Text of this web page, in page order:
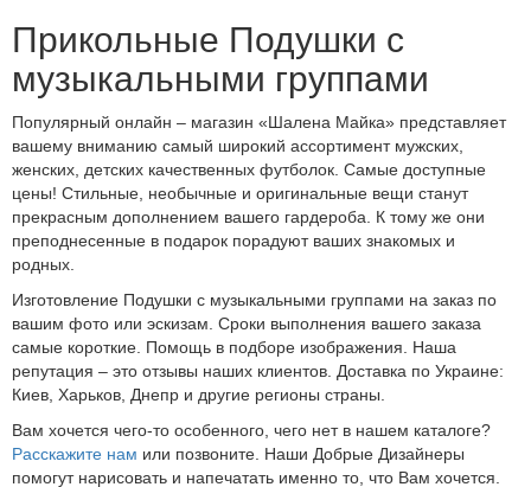
Прикольные Подушки с
музыкальными группами
Популярный онлайн – магазин «Шалена Майка» представляет
вашему вниманию самый широкий ассортимент мужских,
женских, детских качественных футболок. Самые доступные
цены! Стильные, необычные и оригинальные вещи станут
прекрасным дополнением вашего гардероба. К тому же они
преподнесенные в подарок порадуют ваших знакомых и
родных.
Изготовление Подушки с музыкальными группами на заказ по
вашим фото или эскизам. Сроки выполнения вашего заказа
самые короткие. Помощь в подборе изображения. Наша
репутация – это отзывы наших клиентов. Доставка по Украине:
Киев, Харьков, Днепр и другие регионы страны.
Вам хочется чего-то особенного, чего нет в нашем каталоге?
Расскажите нам или позвоните. Наши Добрые Дизайнеры
помогут нарисовать и напечатать именно то, что Вам хочется.